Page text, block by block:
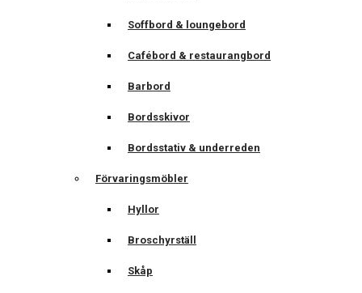
Soffbord & loungebord
Cafébord & restaurangbord
Barbord
Bordsskivor
Bordsstativ & underreden
Förvaringsmöbler
Hyllor
Broschyrställ
Skåp